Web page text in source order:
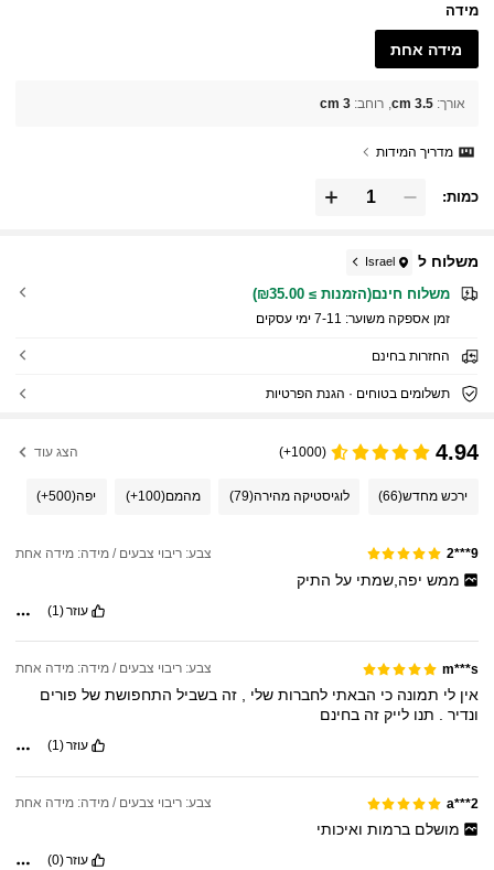
מידה
מידה אחת
אורך:
3.5 cm רוחב:
3 cm
מדריך המידות
כמות:
משלוח ל Israel
משלוח חינם(הזמנות ≥ ₪35.00)
זמן אספקה ​​משוער: 7-11 ימי עסקים
החזרות בחינם
תשלומים בטוחים · הגנת הפרטיות
4.94
(1000+) הצג עוד
ירכש מחדש(66) לוגיסטיקה מהירה(79) מהמם(100+) יפה(500+)
9***2 צבע: ריבוי צבעים / מידה: מידה אחת
ממש יפה,שמתי על התיק
עוזר(1)
m***s צבע: ריבוי צבעים / מידה: מידה אחת
איןלי תמונהכי הבאתילחברותשלי ,זהבשביל התחפושתשל פורים
ונדיר . תנולייקזהבחינם
עוזר(1)
a***2 צבע: ריבוי צבעים / מידה: מידה אחת
מושלם ברמות ואיכותי
עוזר(0)